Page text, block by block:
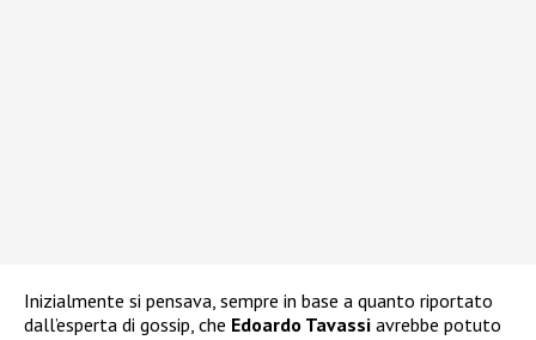
Inizialmente si pensava, sempre in base a quanto riportato
dall’esperta di gossip, che Edoardo Tavassi avrebbe potuto